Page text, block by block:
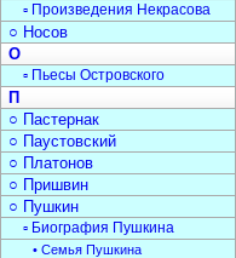
▫ Произведения Некрасова
○ Носов
О
▫ Пьесы Островского
П
○ Пастернак
○ Паустовский
○ Платонов
○ Пришвин
○ Пушкин
▫ Биография Пушкина
• Семья Пушкина